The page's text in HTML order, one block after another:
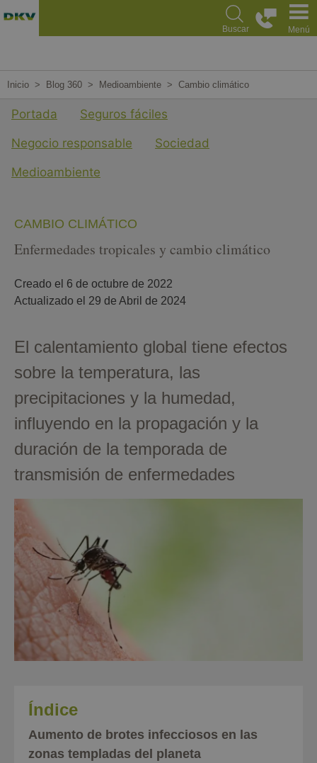
Buscar Menú
Inicio Blog 360 Medioambiente Cambio climático
Menu cuarto nivel Blog
Portada
Seguros fáciles
Negocio responsable
Sociedad
Medioambiente
CAMBIO CLIMÁTICO
Enfermedades tropicales y cambio climático
Creado el 6 de octubre de 2022
Actualizado el 29 de Abril de 2024
El calentamiento global tiene efectos
sobre la temperatura, las
precipitaciones y la humedad,
influyendo en la propagación y la
duración de la temporada de
transmisión de enfermedades
Índice
Aumento de brotes infecciosos en las
zonas templadas del planeta